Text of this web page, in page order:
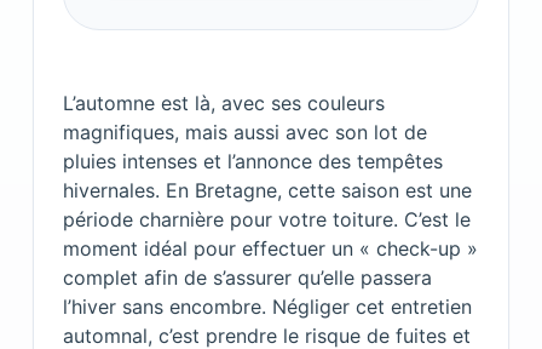
L’automne est là, avec ses couleurs
magnifiques, mais aussi avec son lot de
pluies intenses et l’annonce des tempêtes
hivernales. En Bretagne, cette saison est une
période charnière pour votre toiture. C’est le
moment idéal pour effectuer un « check-up »
complet afin de s’assurer qu’elle passera
l’hiver sans encombre. Négliger cet entretien
automnal, c’est prendre le risque de fuites et